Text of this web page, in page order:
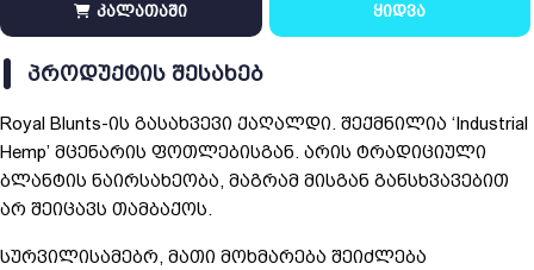
კალათაში ყიდვა
ᲞᲠᲝᲓᲣᲥᲢᲘᲡ ᲨᲔᲡᲐᲮᲔᲑ
Royal Blunts-ის გასახვევი ქაღალდი. შექმნილია ‘Industrial
Hemp’ მცენარის ფოთლებისგან. არის ტრადიციული
ბლანტის ნაირსახეობა, მაგრამ მისგან განსხვავებით
არ შეიცავს თამბაქოს.
სურვილისამებრ, მათი მოხმარება შეიძლება